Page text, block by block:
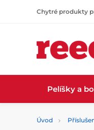
Chytré produkty
Pelíšky a
Úvod